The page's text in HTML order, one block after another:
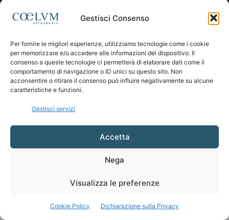
Gestisci Consenso
Per fornire le migliori esperienze, utilizziamo tecnologie come i cookie
per memorizzare e/o accedere alle informazioni del dispositivo. Il
consenso a queste tecnologie ci permetterà di elaborare dati come il
comportamento di navigazione o ID unici su questo sito. Non
acconsentire o ritirare il consenso può influire negativamente su alcune
caratteristiche e funzioni.
Gestisci servizi
Accetta
Nega
Visualizza le preferenze
Cookie Policy Dichiarazione sulla Privacy
Contattaci:coelumastro@coelum.com
SEGUICI